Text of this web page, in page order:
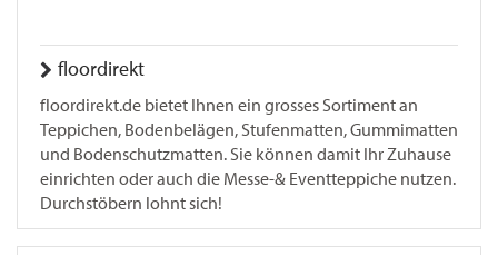
floordirekt
floordirekt.de bietet Ihnen ein grosses Sortiment an
Teppichen, Bodenbelägen, Stufenmatten, Gummimatten
und Bodenschutzmatten. Sie können damit Ihr Zuhause
einrichten oder auch die Messe-& Eventteppiche nutzen.
Durchstöbern lohnt sich!